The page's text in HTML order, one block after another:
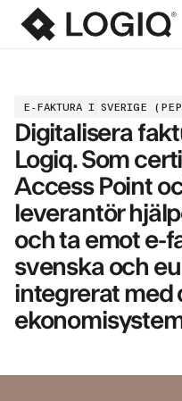
E-FAKTURA I SVERIGE
Digitalisera
Logiq. Som
Access Point
leverantör
och ta emot e-
svenska och
integrerat med